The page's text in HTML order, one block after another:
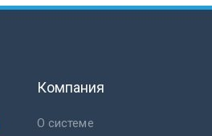
Компания
О системе